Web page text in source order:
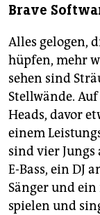
Brave
Alles gelogen,
hüpfen, mehr
sehen sind
Stellwände.
Heads, davor
einem
sind vier
E-Bass, ein DJ
Sänger und
spielen und